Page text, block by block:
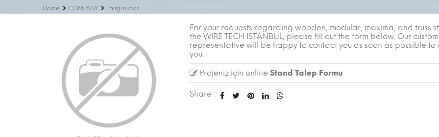
Home COMPANY Fairgrounds
For your requests regarding wooden, modular, maxima, and truss
the WIRE TECH ISTANBUL, please fill out the form below. Our
representative will be happy to contact you as soon as possible to
you.
Projeniz için online Stand Talep Formu
Share :